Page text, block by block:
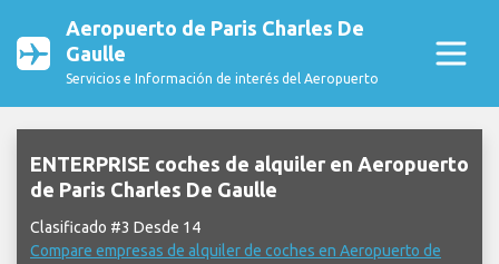
Aeropuerto de Paris Charles De
Gaulle
Servicios e Información de interés del Aeropuerto
ENTERPRISE coches de alquiler en Aeropuerto
de Paris Charles De Gaulle
Clasificado #3 Desde 14
Compare empresas de alquiler de coches en Aeropuerto de